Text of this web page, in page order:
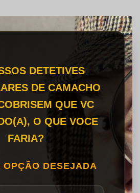
DETETIVES
DE CAMACHO
QUE VC
O QUE VOCE
FARIA?
OPÇÃO DESEJADA